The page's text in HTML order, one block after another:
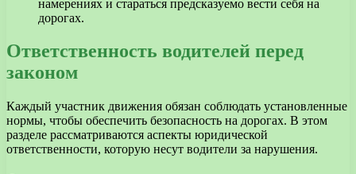
намерениях и стараться предсказуемо вести себя на
дорогах.
Ответственность водителей перед
законом
Каждый участник движения обязан соблюдать установленные
нормы, чтобы обеспечить безопасность на дорогах. В этом
разделе рассматриваются аспекты юридической
ответственности, которую несут водители за нарушения.